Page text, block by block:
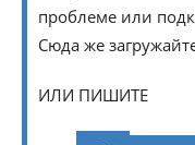
проблеме или
Сюда же
ИЛИ ПИШИТЕ